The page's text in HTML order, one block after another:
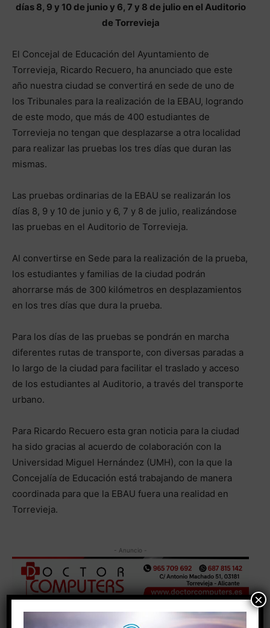
días 8, 9 y 10 de junio y 6, 7 y 8 de julio en el Auditorio
de Torrevieja
El Concejal de Educación del Ayuntamiento de
Torrevieja, Ricardo Recuero, ha anunciado que este
año nuestra ciudad se convertirá en sede de uno de
los Tribunales para la realización de la EBAU, logrando
de este modo, que más de 400 estudiantes de
Torrevieja no tengan que desplazarse a otra localidad
para realizar las pruebas los tres días que duran las
mismas.
Las pruebas ordinarias de la EBAU se realizarán los
días 8, 9 y 10 de junio y 6, 7 y 8 de julio, realizándose
las pruebas en el Auditorio de Torrevieja.
Al convertirse en Sede para la realización de la prueba,
los estudiantes y familias de la ciudad podrán
ahorrarse más de 300 kilómetros en desplazamientos
en los tres días que dura la prueba.
Para los días de las pruebas se pondrán en marcha
diferentes rutas de transporte, con diversas paradas a
lo largo de la ciudad para facilitar el traslado y acceso
de los estudiantes al Auditorio, a través del transporte
urbano.
Para Ricardo Recuero esta gran noticia para la ciudad
ha sido gracias al acuerdo de colaboración con la
Universidad Miguel Hernández (UMH), con la que la
Concejalía de Educación está trabajando de manera
coordinada para que la EBAU fuera una realidad en
Torrevieja.
- Anuncio -
×